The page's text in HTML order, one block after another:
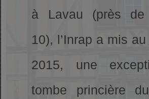
à Lavau (près de
10), l’Inrap a mis
2015, une
tombe princière